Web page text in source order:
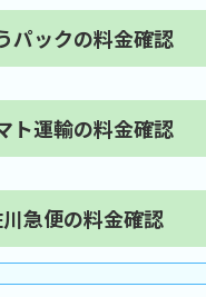
パックの料金確認
ト運輸の料金確認
急便の料金確認